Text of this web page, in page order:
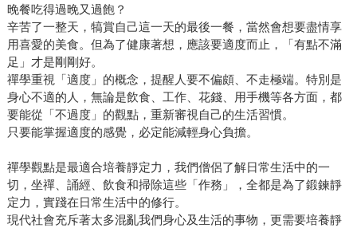
晚餐吃得過晚又過飽？
辛苦了一整天，犒賞自己這一天的最後一餐，當然會想要盡情享
用喜愛的美食。但為了健康著想，應該要適度而止，「有點不滿
足」才是剛剛好。
禪學重視「適度」的概念，提醒人要不偏頗、不走極端。特別是
身心不適的人，無論是飲食、工作、花錢、用手機等各方面，都
要能從「不過度」的觀點，重新審視自己的生活習慣。
只要能掌握適度的感覺，必定能減輕身心負擔。
禪學觀點是最適合培養靜定力，我們僧侶了解日常生活中的一
切，坐禪、誦經、飲食和掃除這些「作務」，全都是為了鍛鍊靜
定力，實踐在日常生活中的修行。
現代社會充斥著太多混亂我們身心及生活的事物，更需要培養靜